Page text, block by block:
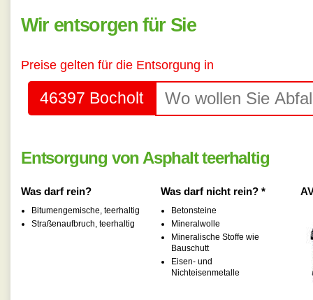
Wir entsorgen für Sie
Preise gelten für die Entsorgung in
46397 Bocholt
Entsorgung von Asphalt teerhaltig
Was darf rein?
Bitumengemische, teerhaltig
Straßenaufbruch, teerhaltig
Was darf nicht rein? *
Betonsteine
Mineralwolle
Mineralische Stoffe wie
Bauschutt
Eisen- und
Nichteisenmetalle